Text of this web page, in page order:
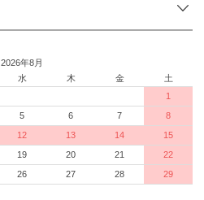
2026年8月
水 木 金
土
1
5 6 7
8
12 13 14
15
19 20 21
22
26 27 28
29